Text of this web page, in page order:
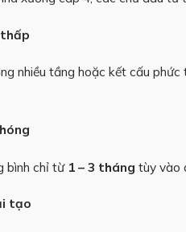
thấp
nhiều tầng hoặc kết cấu
bình chỉ từ 1 – 3 tháng tùy vào
tạo